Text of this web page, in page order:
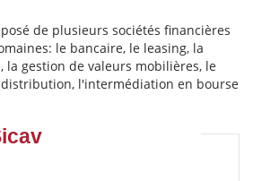
de plusieurs sociétés financières
le bancaire, le leasing, la
la gestion de valeurs mobilières, le
l'intermédiation en bourse